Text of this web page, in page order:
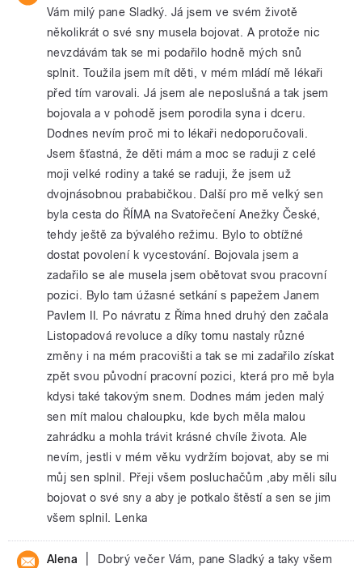
Vám milý pane Sladký. Já jsem ve svém životě
několikrát o své sny musela bojovat. A protože nic
nevzdávám tak se mi podařilo hodně mých snů
splnit. Toužila jsem mít děti, v mém mládí mě lékaři
před tím varovali. Já jsem ale neposlušná a tak jsem
bojovala a v pohodě jsem porodila syna i dceru.
Dodnes nevím proč mi to lékaři nedoporučovali.
Jsem šťastná, že děti mám a moc se raduji z celé
moji velké rodiny a také se raduji, že jsem už
dvojnásobnou prababičkou. Další pro mě velký sen
byla cesta do ŘÍMA na Svatořečení Anežky České,
tehdy ještě za bývalého režimu. Bylo to obtížné
dostat povolení k vycestování. Bojovala jsem a
zadařilo se ale musela jsem obětovat svou pracovní
pozici. Bylo tam úžasné setkání s papežem Janem
Pavlem II. Po návratu z Říma hned druhý den začala
Listopadová revoluce a díky tomu nastaly různé
změny i na mém pracovišti a tak se mi zadařilo získat
zpět svou původní pracovní pozici, která pro mě byla
kdysi také takovým snem. Dodnes mám jeden malý
sen mít malou chaloupku, kde bych měla malou
zahrádku a mohla trávit krásné chvíle života. Ale
nevím, jestli v mém věku vydržím bojovat, aby se mi
můj sen splnil. Přeji všem posluchačům ,aby měli sílu
bojovat o své sny a aby je potkalo štěstí a sen se jim
všem splnil. Lenka
Alena
Dobrý večer Vám, pane Sladký a taky všem